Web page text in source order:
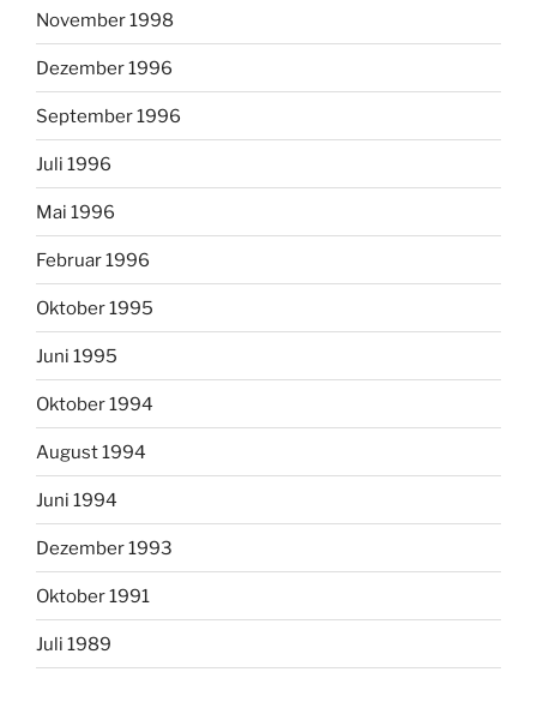
November 1998
Dezember 1996
September 1996
Juli 1996
Mai 1996
Februar 1996
Oktober 1995
Juni 1995
Oktober 1994
August 1994
Juni 1994
Dezember 1993
Oktober 1991
Juli 1989